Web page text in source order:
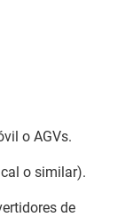
o AGVs.
o similar).
de